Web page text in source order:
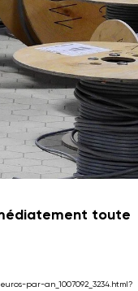
toute
par-an_1007092_3234.html?